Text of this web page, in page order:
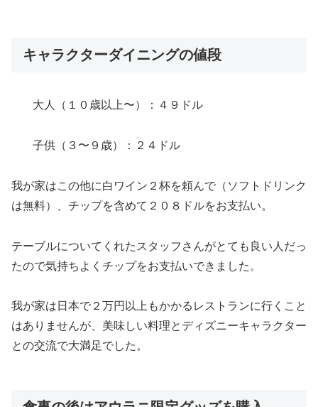
キャラクターダイニングの値段
大人（１０歳以上〜）：４９ドル
子供（３〜９歳）：２４ドル
我が家はこの他に白ワイン２杯を頼んで（ソフトドリンク
は無料）、チップを含めて２０８ドルをお支払い。
テーブルについてくれたスタッフさんがとても良い人だっ
たので気持ちよくチップをお支払いできました。
我が家は日本で２万円以上もかかるレストランに行くこと
はありませんが、美味しい料理とディズニーキャラクター
との交流で大満足でした。